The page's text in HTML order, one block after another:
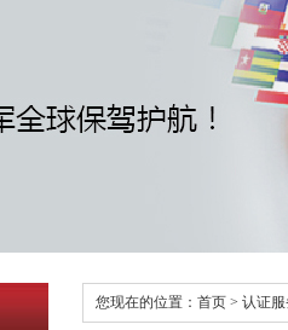
您现在的位置： 首页 > 认证